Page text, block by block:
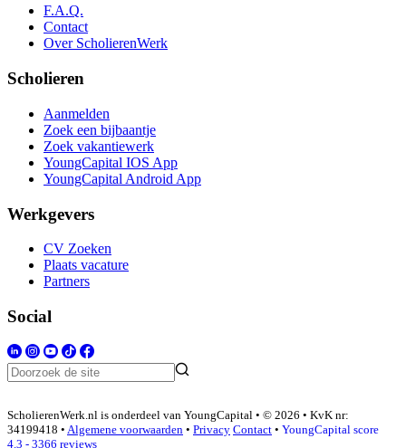
F.A.Q.
Contact
Over ScholierenWerk
Scholieren
Aanmelden
Zoek een bijbaantje
Zoek vakantiewerk
YoungCapital IOS App
YoungCapital Android App
Werkgevers
CV Zoeken
Plaats vacature
Partners
Social
ScholierenWerk.nl is onderdeel van YoungCapital • © 2026 • KvK nr:
34199418 • Algemene voorwaarden • Privacy Contact • YoungCapital score
4.3 - 3366 reviews